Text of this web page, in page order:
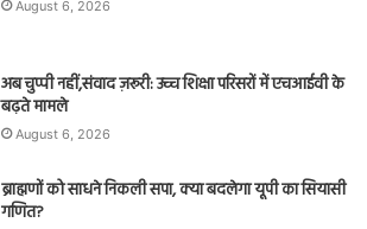
August 6, 2026
अब चुप्पी नहीं,संवाद ज़रूरी: उच्च शिक्षा परिसरों में एचआईवी के
बढ़ते मामले
August 6, 2026
ब्राह्मणों को साधने निकली सपा, क्या बदलेगा यूपी का सियासी
गणित?